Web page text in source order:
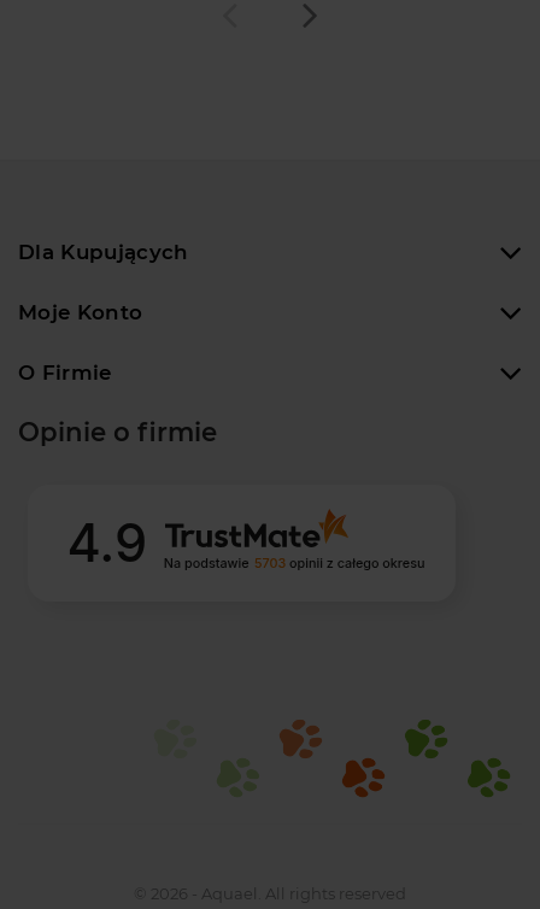
Dla Kupujących
Moje Konto
O Firmie
Opinie o firmie
© 2026 - Aquael. All rights reserved